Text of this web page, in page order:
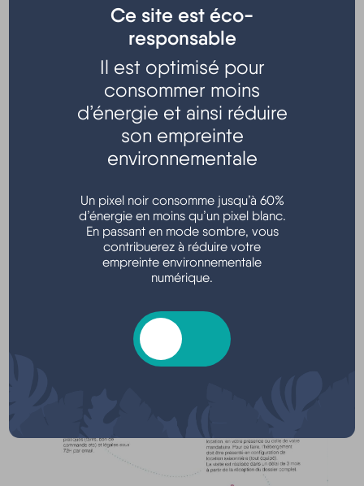
Ce site est éco-
responsable
Il est optimisé pour
consommer moins
d’énergie et ainsi réduire
son empreinte
environnementale
Un pixel noir consomme jusqu’à 60%
d’énergie en moins qu’un pixel blanc.
En passant en mode sombre, vous
contribuerez à réduire votre
empreinte environnementale
numérique.